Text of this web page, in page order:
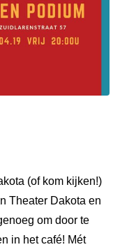
(of kom kijken!)
Theater Dakota en
om door te
in het café! Mét